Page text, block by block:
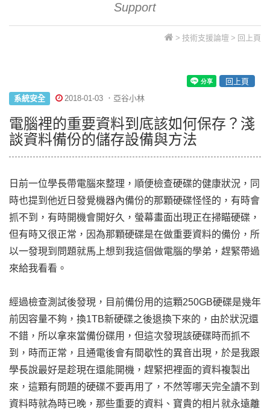
Support
> 技術支援論壇 > 回上頁
回上頁
系統安全
2018-01-03 ．亞谷小林
電腦裡的重要資料到底該如何保存？淺
談資料備份的儲存設備與方法
日前一位學長帶電腦來整理，順便檢查硬碟的健康狀況，同
時也提到他近日發覺機器內備份的那顆硬碟怪怪的，有時會
抓不到，有時開機會開好久，螢幕畫面出現正在掃瞄硬碟，
但有時又很正常，因為那顆硬碟是在做重要資料的備份，所
以一發現到問題就馬上想到我這個做電腦的學弟，趕緊帶過
來給我看看。
經過檢查測試後發現，目前備份用的這顆250GB硬碟是幾年
前因容量不夠，換1TB新硬碟之後退換下來的，由於狀況還
不錯，所以拿來當備份碟用，但這次發現該硬碟時而抓不
到，時而正常，且通電後會有間歇性的異音出現，於是我跟
學長說最好是趁現在還能開機，趕緊把裡面的資料複製出
來，這顆有問題的硬碟不要再用了，不然等哪天完全讀不到
資料時就為時已晚，那些重要的資料、寶貴的相片就永遠離